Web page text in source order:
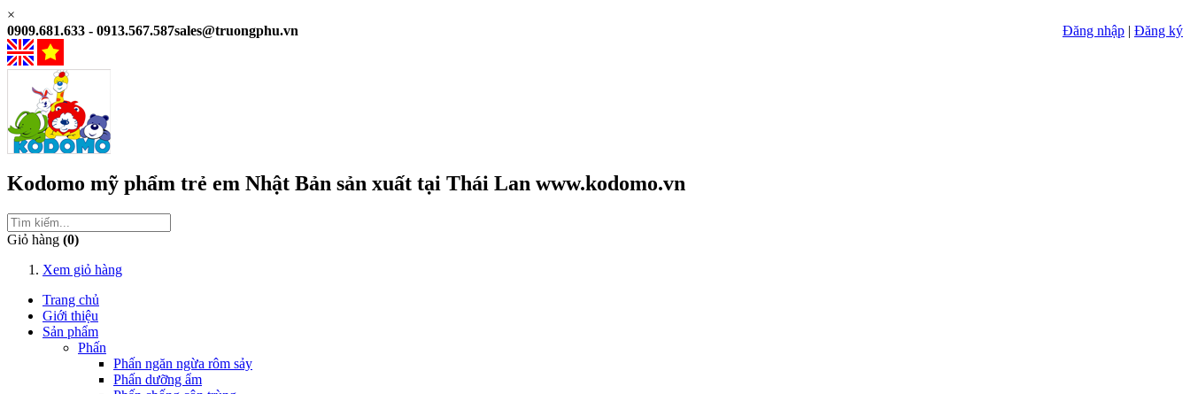
×
0909.681.633 - 0913.567.587sales@truongphu.vn Đăng nhập | Đăng ký
Kodomo mỹ phẩm trẻ em Nhật Bản sản xuất tại Thái Lan www.kodomo.vn
Giỏ hàng (0)
Xem giỏ hàng
Trang chủ
Giới thiệu
Sản phẩm
Phấn
Phấn ngăn ngừa rôm sảy
Phấn dưỡng ẩm